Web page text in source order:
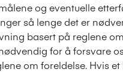
og eventuelle
så lenge det er
basert på reglene
for å forsvare
om foreldelse. Hvis